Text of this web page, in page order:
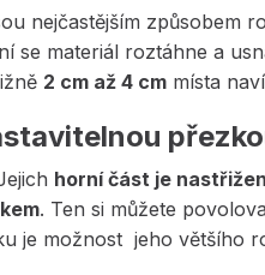
nejčastějším způsobem
se materiál roztáhne a
2 cm až 4 cm místa
horní část je
. Ten si můžete
je možnost jeho většího